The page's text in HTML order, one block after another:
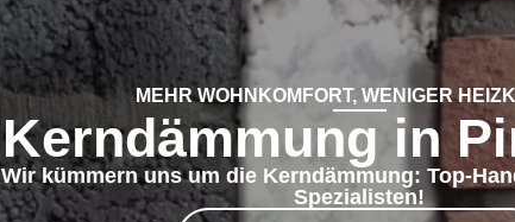
MEHR WOHNKOMFORT, WENIGER
Kerndämmung in
Wir kümmern uns um die Kerndämmung: Top-
Spezialisten!